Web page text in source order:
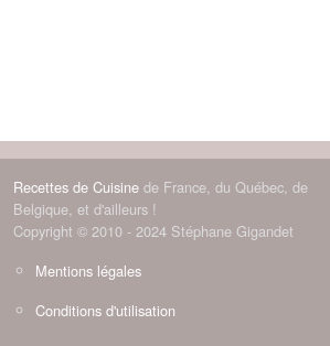
Recettes de Cuisine de France, du Québec, de
Belgique, et d'ailleurs !
Copyright © 2010 - 2024 Stéphane Gigandet
Mentions légales
Conditions d'utilisation